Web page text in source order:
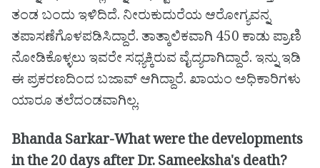
ತಂಡ ಬಂದು ಇಳಿದಿದೆ. ನೀರುಕುದುರೆಯ ಆರೋಗ್ಯವನ್ನ
ತಪಾಸಣೆಗೊಳಪಡಿಸಿದ್ದಾರೆ. ತಾತ್ಕಾಲಿಕವಾಗಿ 450 ಕಾಡು ಪ್ರಾಣಿ
ನೋಡಿಕೊಳ್ಳಲು ಇವರೇ ಸಧ್ಯಕ್ಕಿರುವ ವೈದ್ಯರಾಗಿದ್ದಾರೆ. ಇನ್ನು ಇಡಿ
ಈ ಪ್ರಕರಣದಿಂದ ಬಜಾವ್ ಆಗಿದ್ದಾರೆ. ಖಾಯಂ ಅಧಿಕಾರಿಗಳು
ಯಾರೂ ತಲೆದಂಡವಾಗಿಲ್ಲ.
Bhanda Sarkar-What were the developments
in the 20 days after Dr. Sameeksha's death?